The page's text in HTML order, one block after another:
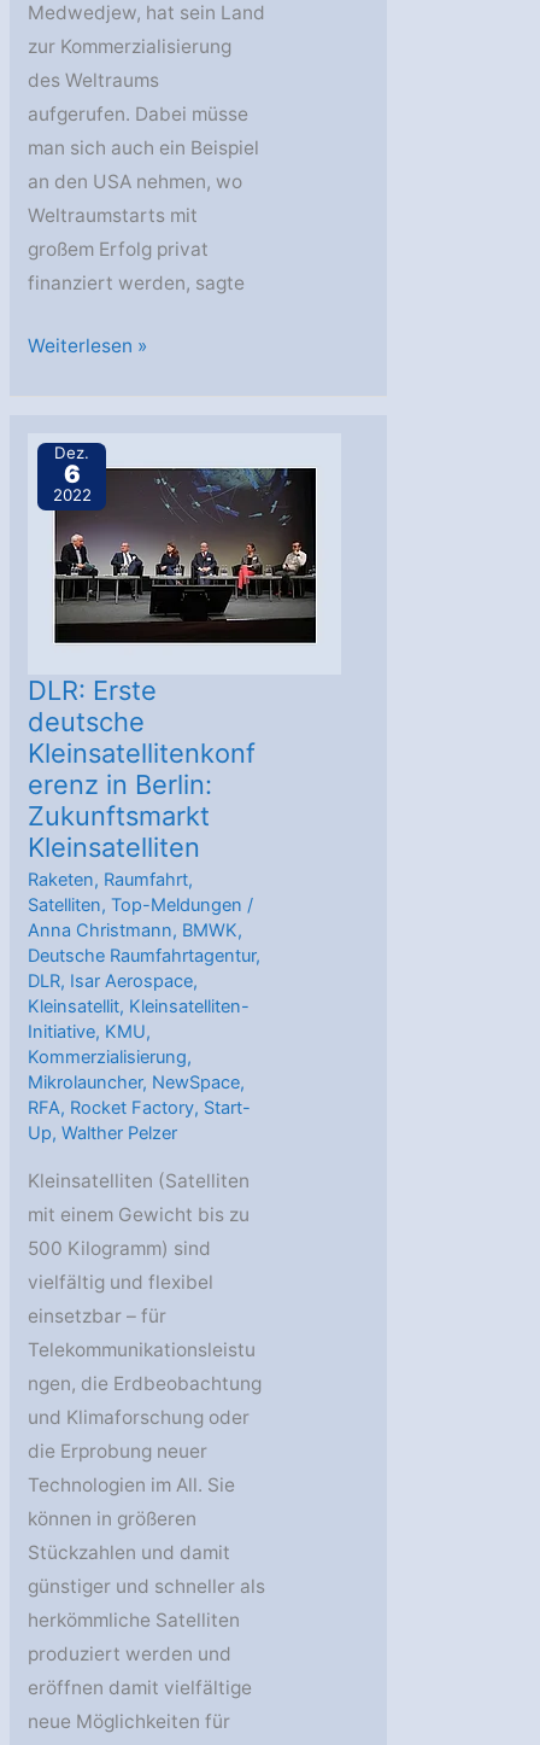
Medwedjew, hat sein Land
zur Kommerzialisierung
des Weltraums
aufgerufen. Dabei müsse
man sich auch ein Beispiel
an den USA nehmen, wo
Weltraumstarts mit
großem Erfolg privat
finanziert werden, sagte
Russlands
fordert
Kommerzialisierung
des
Weltraums
Weiterlesen »
Dez.
6
2022
DLR: Erste
deutsche
Kleinsatellitenkonf
erenz in Berlin:
Zukunftsmarkt
Kleinsatelliten
Raketen, Raumfahrt,
Satelliten,Top-Meldungen /
Anna Christmann, BMWK,
Deutsche Raumfahrtagentur,
DLR, Isar Aerospace,
Kleinsatellit, Kleinsatelliten-
Initiative, KMU,
Kommerzialisierung,
Mikrolauncher, NewSpace,
RFA, Rocket Factory, Start-
Up,Walther Pelzer
Kleinsatelliten (Satelliten
mit einem Gewicht bis zu
500 Kilogramm) sind
vielfältig und flexibel
einsetzbar – für
Telekommunikationsleistu
ngen, die Erdbeobachtung
und Klimaforschung oder
die Erprobung neuer
Technologien im All. Sie
können in größeren
Stückzahlen und damit
günstiger und schneller als
herkömmliche Satelliten
produziert werden und
eröffnen damit vielfältige
neue Möglichkeiten für